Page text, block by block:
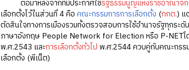
ต่อมาหลังจากที่มีประกาศใช้รัฐธรรมนูญแห่งราชอาณาจั
เลือกตั้งไว้ในส่วนที่ 4 คือ คณะกรรมการการเลือกตั้ง (กกต.) แ
ตัดสินใจทางการเมืองรวมทั้งตรวจสอบการใช้อำนาจรัฐทุกระ
ภาษาอังกฤษ People Network for Election หรือ P-NETโ
พ.ศ.2543 และการเลือกตั้งทั่วไป พ.ศ.2544 ควบคู่กับคณะกรร
เลือกตั้ง (พีเน็ต)